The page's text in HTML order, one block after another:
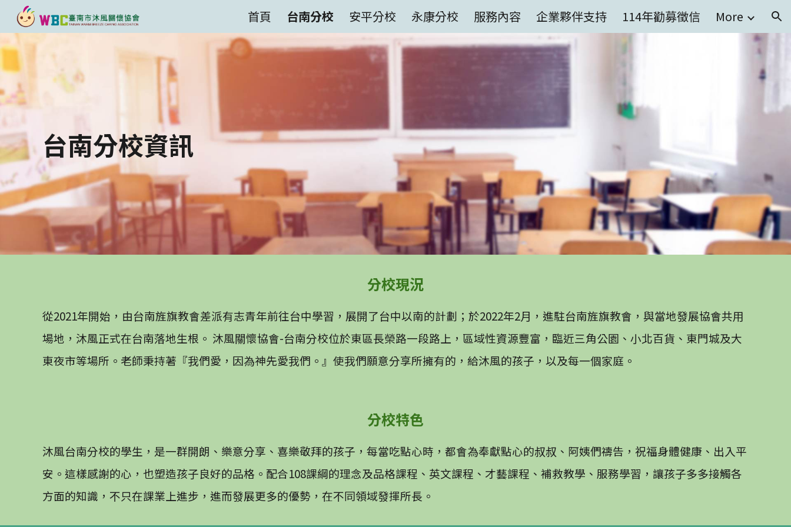
Skip to main content Skip to navigation
首頁 台南分校 安平分校 永康分校 服務內容 企業夥伴支持 114年勸募徵信 More
台南分校資訊
分校現況
從2021年開始，由台南旌旗教會差派有志青年前往台中學習，展開了台中以南的計劃；於2022年2月，進駐台南旌旗教會，與當地發展協會共用
場地，沐風正式在台南落地生根。 沐風關懷協會-台南分校位於東區長榮路一段路上，區域性資源豐富，臨近三角公園、小北百貨、東門城及大
東夜市等場所。老師秉持著『我們愛，因為神先愛我們。』使我們願意分享所擁有的，給沐風的孩子，以及每一個家庭。
分校特色
沐風台南分校的學生，是一群開朗、樂意分享、喜樂敬拜的孩子，每當吃點心時，都會為奉獻點心的叔叔、阿姨們禱告，祝福身體健康、出入平
安。這樣感謝的心，也塑造孩子良好的品格。配合108課綱的理念及品格課程、英文課程、才藝課程、補救教學、服務學習，讓孩子多多接觸各
方面的知識，不只在課業上進步，進而發展更多的優勢，在不同領域發揮所長。